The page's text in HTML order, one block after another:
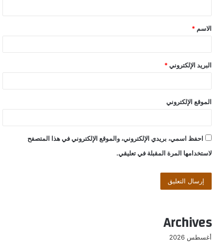
ق
*
الاسم *
البريد الإلكتروني *
الموقع الإلكتروني
احفظ اسمي، بريدي الإلكتروني، والموقع الإلكتروني في هذا المتصفح
لاستخدامها المرة المقبلة في تعليقي.
Archives
أغسطس 2026